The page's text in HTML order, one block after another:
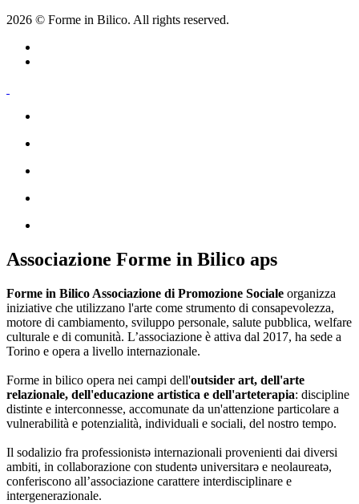
2026 © Forme in Bilico. All rights reserved.
Associazione Forme in Bilico aps
Forme in Bilico Associazione di Promozione Sociale organizza
iniziative che utilizzano l'arte come strumento di consapevolezza,
motore di cambiamento, sviluppo personale, salute pubblica, welfare
culturale e di comunità. L’associazione è attiva dal 2017, ha sede a
Torino e opera a livello internazionale.
Forme in bilico opera nei campi dell'outsider art, dell'arte
relazionale, dell'educazione artistica e dell'arteterapia: discipline
distinte e interconnesse, accomunate da un'attenzione particolare a
vulnerabilità e potenzialità, individuali e sociali, del nostro tempo.
Il sodalizio fra professionistə internazionali provenienti dai diversi
ambiti, in collaborazione con studentə universitarə e neolaureatə,
conferiscono all’associazione carattere interdisciplinare e
intergenerazionale.